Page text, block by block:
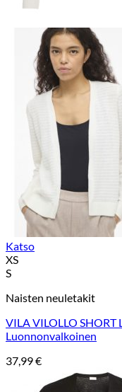
Katso
XS
S
Naisten neuletakit
VILA VILOLLO SHORT
Luonnonvalkoinen
37,99€